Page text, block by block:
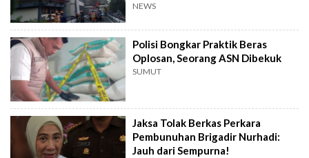
NEWS
Polisi Bongkar Praktik Beras
Oplosan, Seorang ASN Dibekuk
SUMUT
Jaksa Tolak Berkas Perkara
Pembunuhan Brigadir Nurhadi:
Jauh dari Sempurna!